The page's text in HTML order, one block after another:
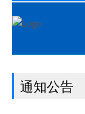
公司概况
通知公告